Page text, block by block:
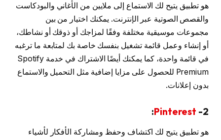
هو تطبيق يتيح لك الاستماع إلى ملايين من الأغاني والبودكاست
والقصص الصوتية عبر الإنترنت. يمكنك اختيار من بين
مجموعات موسيقية مختلفة وفقًا لمزاجك أو ذوقك أو نشاطك،
أو إنشاء وعمل قائمة تشغيل بنفسك خاصة بك لمتابعة ما ترغبه
في قائمة واحدة، كما يمكنك أيضًا الاشتراك في خدمة Spotify
Premium للحصول على مزايا إضافية مثل التحميل والاستماع
بدون إعلانات.
2-
Pinterest
:
هو تطبيق يتيح لك اكتشاف وحفظ ومشاركة الأفكار لأشياء